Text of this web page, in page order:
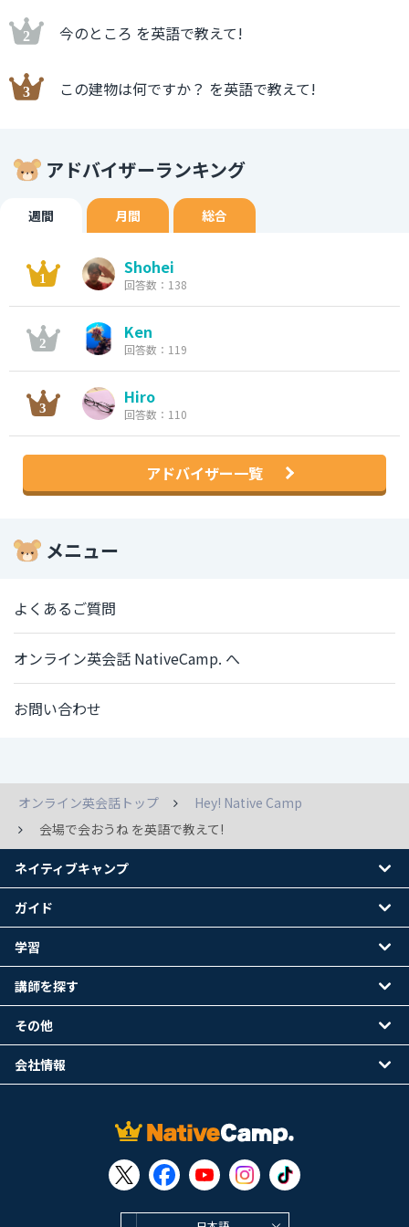
今のところ を英語で教えて!
この建物は何ですか？ を英語で教えて!
アドバイザーランキング
週間 月間 総合
Shohei
回答数：138
Ken
回答数：119
Hiro
回答数：110
アドバイザー一覧
メニュー
よくあるご質問
オンライン英会話 NativeCamp. へ
お問い合わせ
オンライン英会話トップ
Hey! Native Camp
会場で会おうね を英語で教えて!
ネイティブキャンプ
ガイド
学習
講師を探す
その他
会社情報